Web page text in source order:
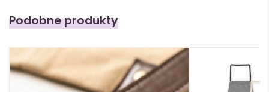
Podobne produkty